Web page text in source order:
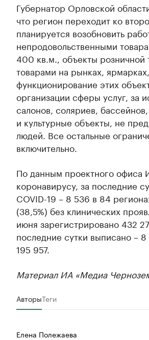
Делитесь новостями
Управляйте страницей компании и
Губернатор Орловской
что регион переходит ко
планируется возобновить
непродовольственными
400 кв.м., объекты розничной
товарами на рынках,
функционирование этих
организации сферы услуг, за
салонов, соляриев,
и культурные объекты, не
людей. Все остальные
включительно.
По данным проектного офиса
коронавирусу, за последние
COVID-19 – 8 536 в 84
(38,5%) без клинических
июня зарегистрировано 432
последние сутки выписано –
195 957.
Материал ИА «Медиа
АвторыТеги
Елена Полежаева